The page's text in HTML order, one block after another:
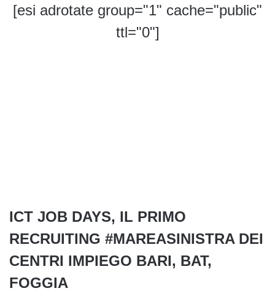
[esi adrotate group="1" cache="public"
ttl="0"]
ICT JOB DAYS, IL PRIMO
RECRUITING #MAREASINISTRA DEI
CENTRI IMPIEGO BARI, BAT,
FOGGIA